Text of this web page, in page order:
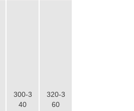
300-3
40
320-3
60